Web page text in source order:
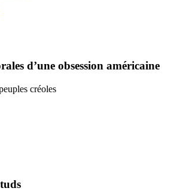
d’une obsession américaine
créoles